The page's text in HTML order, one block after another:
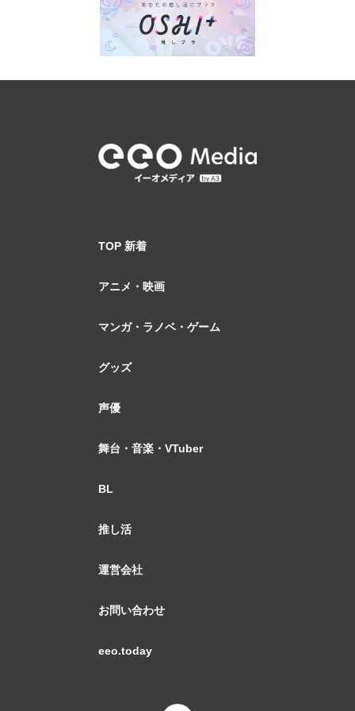
TOP 新着
アニメ・映画
マンガ・ラノベ・ゲーム
グッズ
声優
舞台・音楽・VTuber
BL
推し活
運営会社
お問い合わせ
eeo.today